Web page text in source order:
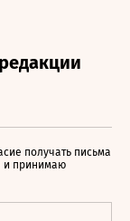
получать письма
и принимаю